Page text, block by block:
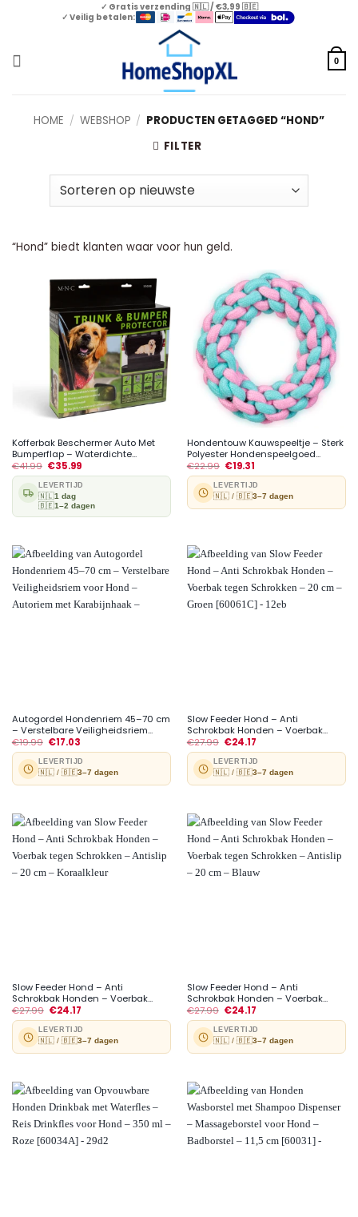
✓ Gratis verzending 🇳🇱 / €3,99 🇧🇪
✓ Veilig betalen:
0
HOME / WEBSHOP / PRODUCTEN GETAGGED “HOND”
FILTER
“Hond” biedt klanten waar voor hun geld.
Kofferbak Beschermer Auto Met
Bumperflap – Waterdichte...
€41.99 €35.99
LEVERTIJD
🇳🇱1 dag
🇧🇪1–2 dagen
Hondentouw Kauwspeeltje – Sterk
Polyester Hondenspeelgoed...
€22.99 €19.31
LEVERTIJD
🇳🇱 / 🇧🇪3–7 dagen
Autogordel Hondenriem 45–70 cm
– Verstelbare Veiligheidsriem...
€19.99 €17.03
LEVERTIJD
🇳🇱 / 🇧🇪3–7 dagen
Slow Feeder Hond – Anti
Schrokbak Honden – Voerbak...
€27.99 €24.17
LEVERTIJD
🇳🇱 / 🇧🇪3–7 dagen
Slow Feeder Hond – Anti
Schrokbak Honden – Voerbak...
€27.99 €24.17
LEVERTIJD
🇳🇱 / 🇧🇪3–7 dagen
Slow Feeder Hond – Anti
Schrokbak Honden – Voerbak...
€27.99 €24.17
LEVERTIJD
🇳🇱 / 🇧🇪3–7 dagen